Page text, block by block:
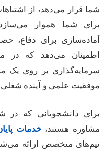
قرار می‌دهد، از اشتباهات
شما هموار می‌سازد.
برای دفاع، حضور
می‌دهد که در
بر روی یک
علمی و آینده شغلی
دانشجویانی که در
هستند،خدمات پایان
متخصص ارائه می‌شود.